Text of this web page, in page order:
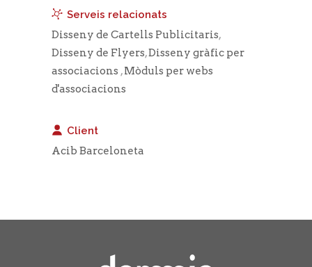
Serveis relacionats
Disseny de Cartells Publicitaris,
Disseny de Flyers,Disseny gràfic per
associacions ,Mòduls per webs
d'associacions
Client
Acib Barceloneta